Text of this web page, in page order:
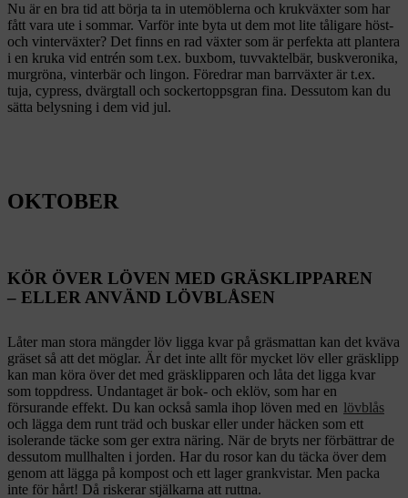
Nu är en bra tid att börja ta in utemöblerna och krukväxter som har
fått vara ute i sommar. Varför inte byta ut dem mot lite tåligare höst-
och vinterväxter? Det finns en rad växter som är perfekta att plantera
i en kruka vid entrén som t.ex. buxbom, tuvvaktelbär, buskveronika,
murgröna, vinterbär och lingon. Föredrar man barrväxter är t.ex.
tuja, cypress, dvärgtall och sockertoppsgran fina. Dessutom kan du
sätta belysning i dem vid jul.
OKTOBER
KÖR ÖVER LÖVEN MED GRÄSKLIPPAREN
– ELLER ANVÄND LÖVBLÅSEN
Låter man stora mängder löv ligga kvar på gräsmattan kan det kväva
gräset så att det möglar. Är det inte allt för mycket löv eller gräsklipp
kan man köra över det med gräsklipparen och låta det ligga kvar
som toppdress. Undantaget är bok- och eklöv, som har en
försurande effekt. Du kan också samla ihop löven med en lövblås
och lägga dem runt träd och buskar eller under häcken som ett
isolerande täcke som ger extra näring. När de bryts ner förbättrar de
dessutom mullhalten i jorden. Har du rosor kan du täcka över dem
genom att lägga på kompost och ett lager grankvistar. Men packa
inte för hårt! Då riskerar stjälkarna att ruttna.